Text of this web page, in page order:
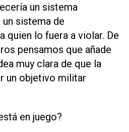
un sistema
sistema de
quien lo fuera a violar. De
pensamos que añade
muy clara de que la
un objetivo militar
en juego?